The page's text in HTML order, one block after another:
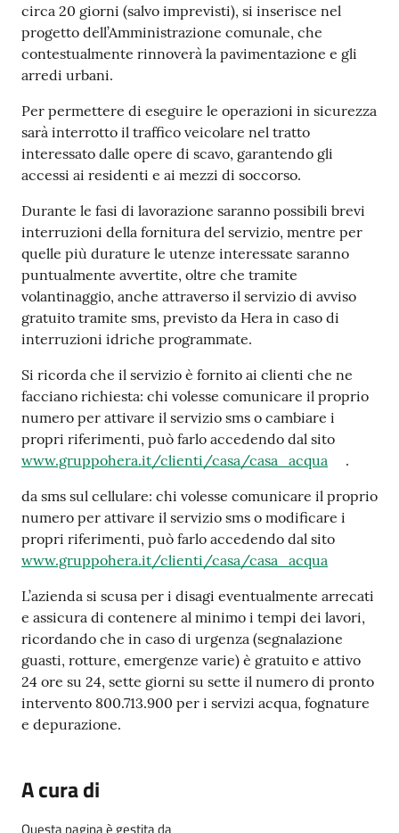
circa 20 giorni (salvo imprevisti), si inserisce nel
progetto dell’Amministrazione comunale, che
contestualmente rinnoverà la pavimentazione e gli
arredi urbani.
Per permettere di eseguire le operazioni in sicurezza
sarà interrotto il traffico veicolare nel tratto
interessato dalle opere di scavo, garantendo gli
accessi ai residenti e ai mezzi di soccorso.
Durante le fasi di lavorazione saranno possibili brevi
interruzioni della fornitura del servizio, mentre per
quelle più durature le utenze interessate saranno
puntualmente avvertite, oltre che tramite
volantinaggio, anche attraverso il servizio di avviso
gratuito tramite sms, previsto da Hera in caso di
interruzioni idriche programmate.
Si ricorda che il servizio è fornito ai clienti che ne
facciano richiesta: chi volesse comunicare il proprio
numero per attivare il servizio sms o cambiare i
propri riferimenti, può farlo accedendo dal sito
www.gruppohera.it/clienti/casa/casa_acqua
.
da sms sul cellulare: chi volesse comunicare il proprio
numero per attivare il servizio sms o modificare i
propri riferimenti, può farlo accedendo dal sito
www.gruppohera.it/clienti/casa/casa_acqua
L’azienda si scusa per i disagi eventualmente arrecati
e assicura di contenere al minimo i tempi dei lavori,
ricordando che in caso di urgenza (segnalazione
guasti, rotture, emergenze varie) è gratuito e attivo
24 ore su 24, sette giorni su sette il numero di pronto
intervento 800.713.900 per i servizi acqua, fognature
e depurazione.
A cura di